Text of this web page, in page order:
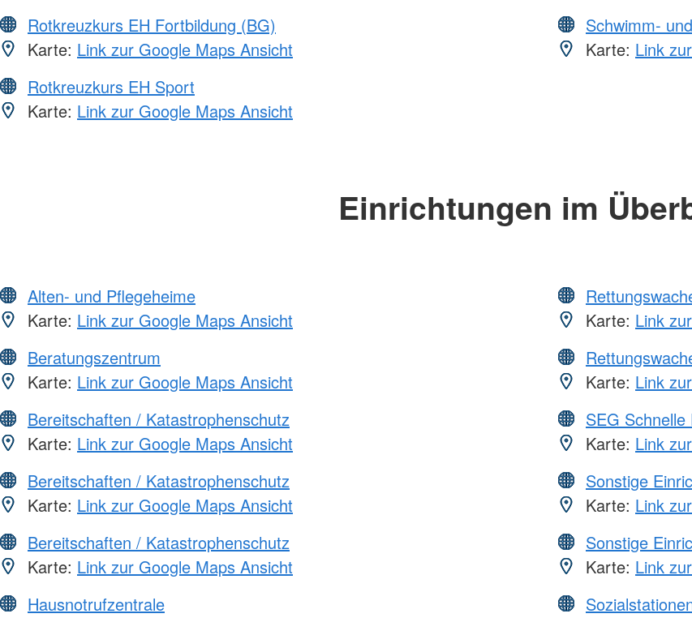
Rotkreuzkurs EH Fortbildung (BG)
Karte: Link zur Google Maps Ansicht
Rotkreuzkurs EH Sport
Karte: Link zur Google Maps Ansicht
Schwimm-
Karte: Link
Einrichtungen im
Alten- und Pflegeheime
Karte: Link zur Google Maps Ansicht
Beratungszentrum
Karte: Link zur Google Maps Ansicht
Bereitschaften / Katastrophenschutz
Karte: Link zur Google Maps Ansicht
Bereitschaften / Katastrophenschutz
Karte: Link zur Google Maps Ansicht
Bereitschaften / Katastrophenschutz
Karte: Link zur Google Maps Ansicht
Hausnotrufzentrale
Karte: Link
Karte: Link
SEG
Karte: Link
Sonstige
Karte: Link
Sonstige
Karte: Link